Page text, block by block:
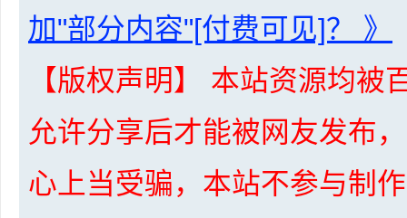
加"部分内容"[付费可见]？ 》
【版权声明】 本站资源均
允许分享后才能被网友发布
心上当受骗，本站不参与制